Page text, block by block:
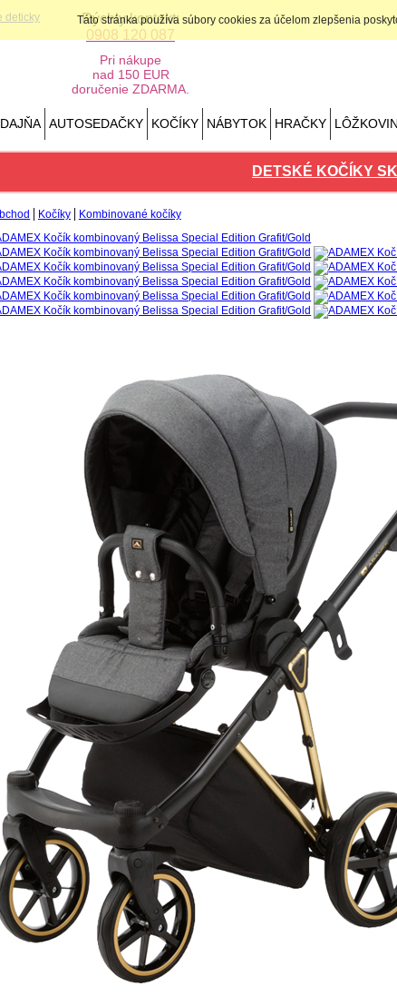
Rýchly kontakt:
0908 120 087
Pri nákupe
nad 150 EUR
doručenie ZDARMA.
AUTOSEDAČKY KOČÍKY NÁBYTOK HRAČKY
DETSKÉ KOČÍKY
Kočíky Kombinované kočíky
Táto stránka používa súbory cookies za účelom zlepšenia